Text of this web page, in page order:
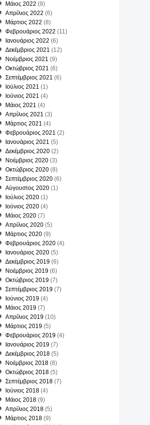
Μάιος 2022 (9)
Απρίλιος 2022 (6)
Μάρτιος 2022 (8)
Φεβρουάριος 2022 (11)
Ιανουάριος 2022 (6)
Δεκέμβριος 2021 (12)
Νοέμβριος 2021 (9)
Οκτώβριος 2021 (6)
Σεπτέμβριος 2021 (6)
Ιούλιος 2021 (1)
Ιούνιος 2021 (4)
Μάιος 2021 (4)
Απρίλιος 2021 (3)
Μάρτιος 2021 (4)
Φεβρουάριος 2021 (2)
Ιανουάριος 2021 (5)
Δεκέμβριος 2020 (2)
Νοέμβριος 2020 (3)
Οκτώβριος 2020 (8)
Σεπτέμβριος 2020 (6)
Αύγουστος 2020 (1)
Ιούλιος 2020 (1)
Ιούνιος 2020 (4)
Μάιος 2020 (7)
Απρίλιος 2020 (5)
Μάρτιος 2020 (9)
Φεβρουάριος 2020 (4)
Ιανουάριος 2020 (5)
Δεκέμβριος 2019 (6)
Νοέμβριος 2019 (6)
Οκτώβριος 2019 (7)
Σεπτέμβριος 2019 (7)
Ιούνιος 2019 (4)
Μάιος 2019 (7)
Απρίλιος 2019 (10)
Μάρτιος 2019 (5)
Φεβρουάριος 2019 (4)
Ιανουάριος 2019 (7)
Δεκέμβριος 2018 (5)
Νοέμβριος 2018 (8)
Οκτώβριος 2018 (5)
Σεπτέμβριος 2018 (7)
Ιούνιος 2018 (4)
Μάιος 2018 (9)
Απρίλιος 2018 (5)
Μάρτιος 2018 (9)